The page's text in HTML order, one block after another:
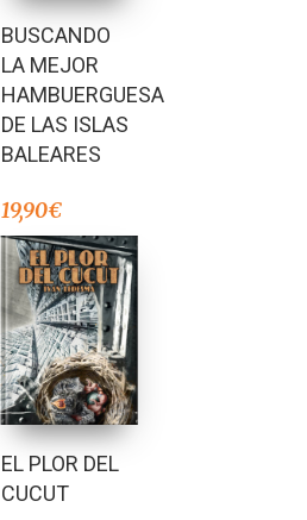
BUSCANDO
LA MEJOR
HAMBUERGUESA
DE LAS ISLAS
BALEARES
19,90€
EL PLOR DEL
CUCUT